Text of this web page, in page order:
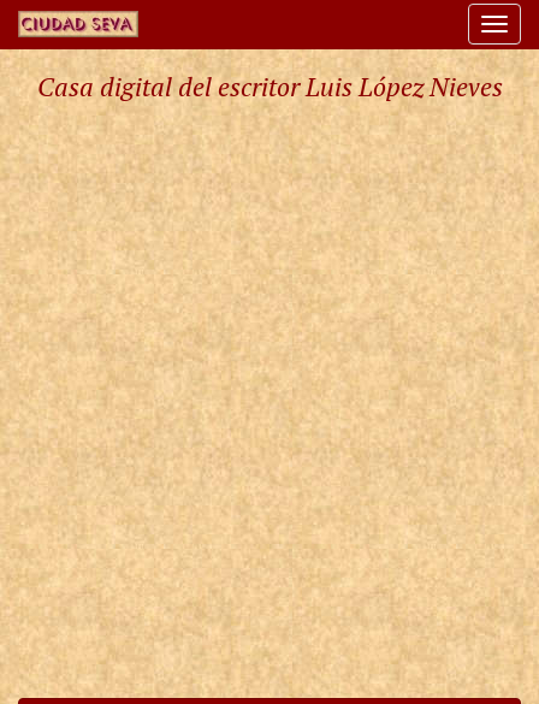
Casa digital del escritor Luis López Nieves